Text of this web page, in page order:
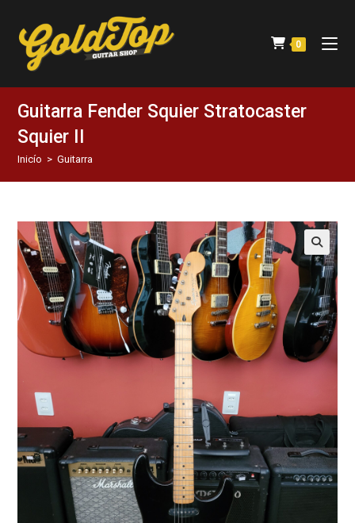
0
Guitarra Fender Squier Stratocaster
Squier II
Inicío > Guitarra